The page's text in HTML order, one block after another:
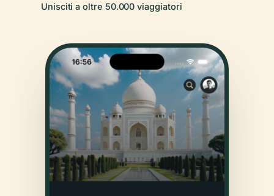
Unisciti a oltre 50.000 viaggiatori